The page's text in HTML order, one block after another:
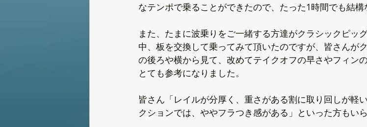
なテンポで乗ることができたので、たった1時間でも結構
また、たまに波乗りをご一緒する方達がクラシックピッ
中、板を交換して乗ってみて頂いたのですが、皆さんが
の後ろや横から見て、改めてテイクオフの早さやフィン
とても参考になりました。
皆さん「レイルが分厚く、重さがある割に取り回しが軽
クションでは、ややフラつき感がある」といった方もい